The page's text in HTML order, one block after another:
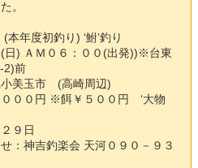
た 。
(本年度初釣 り) ‘鮒’釣 り
(日) Ａ Ｍ ０ ６ ： ０ ０ (出発))※台東
-2)前
小美玉市 (高崎周辺)
０ ０ ０ 円 ※餌￥ ５ ０ ０ 円 ‘大物
２ ９ 日
せ ： 神吉釣楽会 天河０ ９ ０ － ９ ３